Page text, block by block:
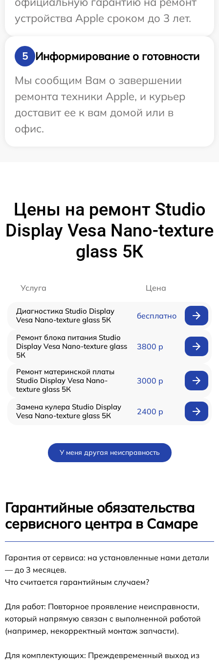
устройства Apple сроком до 3 лет.
5
Информирование о готовности
Мы сообщим Вам о завершении
ремонта техники Apple, и курьер
доставит ее к вам домой или в
офис.
Цены на ремонт Studio
Display Vesa Nano-texture
glass 5К
Услуга Цена
Диагностика Studio Display
Vesa Nano-texture glass 5К
бесплатно
Ремонт блока питания Studio
Display Vesa Nano-texture glass
5К
3800 р
Ремонт материнской платы
Studio Display Vesa Nano-
texture glass 5К
3000 р
Замена кулера Studio Display
Vesa Nano-texture glass 5К
2400 р
У меня другая неисправность
Гарантийные обязательства
сервисного центра в Самаре
Гарантия от сервиса: на установленные нами детали
— до 3 месяцев.
Что считается гарантийным случаем?
Для работ: Повторное проявление неисправности,
который напрямую связан с выполненной работой
(например, некорректный монтаж запчасти).
Для комплектующих: Преждевременный выход из